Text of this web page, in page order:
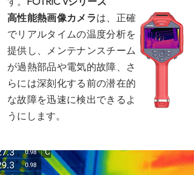
高性能熱画像カメラは、正確
でリアルタイムの温度分析を
提供し、メンテナンスチーム
が過熱部品や電気的故障、さ
らには深刻化する前の潜在的
な故障を迅速に検出できるよ
うにします。